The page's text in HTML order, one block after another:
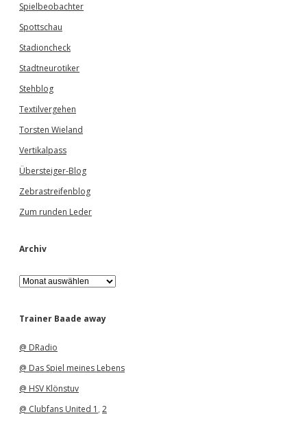
Spielbeobachter
Spottschau
Stadioncheck
Stadtneurotiker
Stehblog
Textilvergehen
Torsten Wieland
Vertikalpass
Übersteiger-Blog
Zebrastreifenblog
Zum runden Leder
Archiv
A
r
h
Trainer Baade away
@ DRadio
@ Das Spiel meines Lebens
@ HSV Klönstuv
@ Clubfans United 1 , 2